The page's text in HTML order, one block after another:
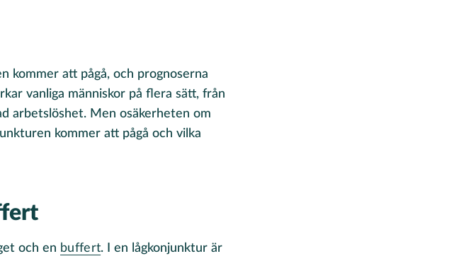
kommer att pågå, och prognoserna
vanliga människor på flera sätt, från
arbetslöshet. Men osäkerheten om
kommer att pågå och vilka
och en buffert. I en lågkonjunktur är